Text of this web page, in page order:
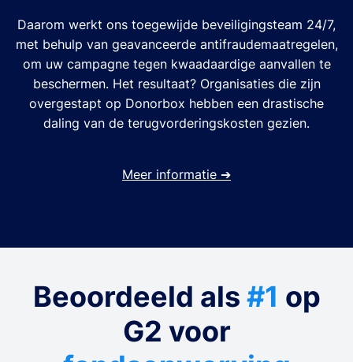
Daarom werkt ons toegewijde beveiligingsteam 24/7,
met behulp van geavanceerde antifraudemaatregelen,
om uw campagne tegen kwaadaardige aanvallen te
beschermen. Het resultaat? Organisaties die zijn
overgestapt op Donorbox hebben een drastische
daling van de terugvorderingskosten gezien.
Meer informatie ➔
Beoordeeld als #1 op
G2 voor